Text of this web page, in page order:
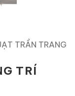
TRẦN TRANG
TRÍ